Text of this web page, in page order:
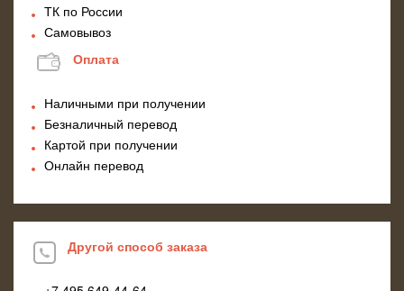
ТК по России
Самовывоз
Оплата
Наличными при получении
Безналичный перевод
Картой при получении
Онлайн перевод
Другой способ заказа